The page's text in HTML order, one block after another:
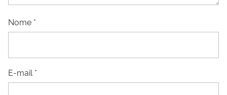
Nome *
E-mail *